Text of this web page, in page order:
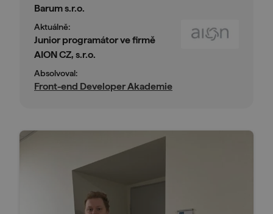
Barum s.r.o.
Aktuálně:
Junior programátor ve firmě
AION CZ, s.r.o.
Absolvoval:
Front-end Developer Akademie